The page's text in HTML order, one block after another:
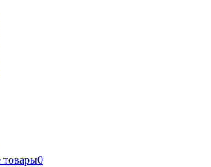
товары0